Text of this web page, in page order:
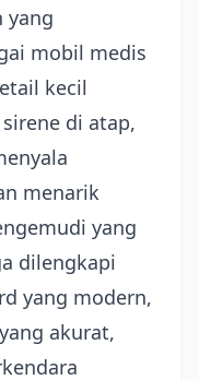
yang
mobil medis
kecil
di atap,
menarik
yang
dilengkapi
yang modern,
akurat,